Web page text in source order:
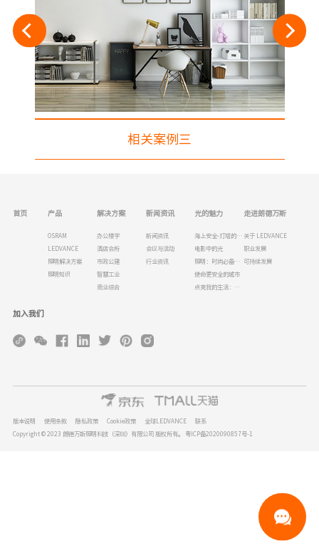
相关案例三
首页 产品
OSRAM
LEDVANCE
照明解决方案
照明知识
解决方案
办公楼宇
酒店会所
市政公建
智慧工业
商业综合
新闻资讯
新闻资讯
会议与活动
行业资讯
光的魅力
海上安全-灯塔的历史
电影中的光
照明：时尚必备品！
使命更安全的城市
点亮我的生活：为什么人类需要光
走进朗德万斯
关于 LEDVANCE
职业发展
可持续发展
加入我们
版本说明 使用条款 隐私政策 Cookie政策 全球LEDVANCE 联系
Copyright © 2023 朗德万斯照明科技（深圳）有限公司 版权所有。 粤ICP备2020090857号-1